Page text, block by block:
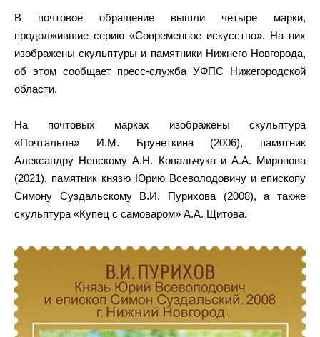
В почтовое обращение вышли четыре марки,
продолжившие серию «Современное искусство». На них
изображены скульптуры и памятники Нижнего Новгорода,
об этом сообщает пресс-служба УФПС Нижегородской
области.
На почтовых марках изображены скульптура
«Почтальон» И.М. Брунеткина (2006), памятник
Александру Невскому А.Н. Ковальчука и А.А. Миронова
(2021), памятник князю Юрию Всеволодовичу и епископу
Симону Суздальскому В.И. Пурихова (2008), а также
скульптура «Купец с самоваром» А.А. Щитова.